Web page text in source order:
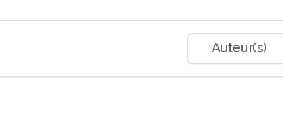
Auteur(s)